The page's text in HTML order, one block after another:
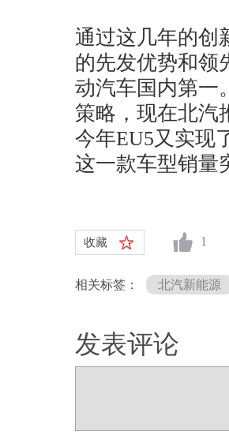
通过这几年的创
的先发优势和领
动汽车国内第一
策略，现在北汽
今年EU5又实现
这一款车型销量
收藏 1
相关标签： 北汽新能源
发表评论